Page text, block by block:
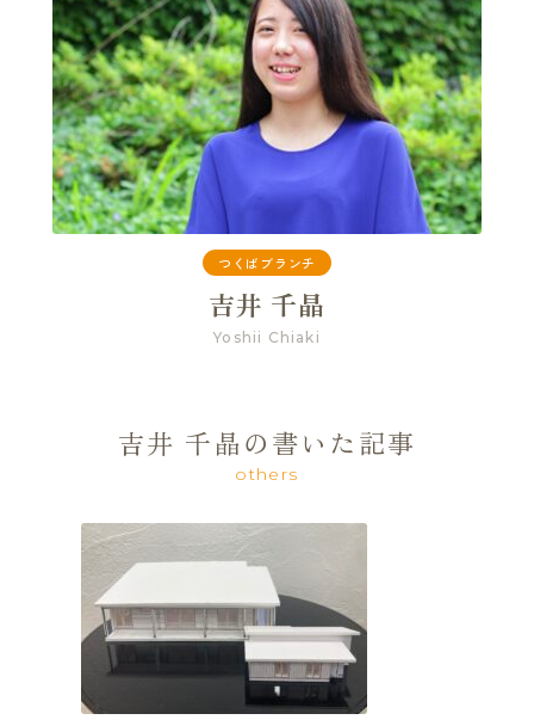
つくばブランチ
吉井 千晶
Yoshii Chiaki
吉井 千晶の書いた記事
others